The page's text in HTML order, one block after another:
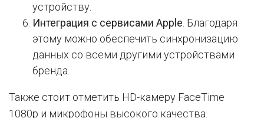
устройству.
Интеграция с сервисами Apple . Благодаря
этому можно обеспечить синхронизацию
данных со всеми другими устройствами
бренда.
Также стоит отметить HD-камеру FaceTime
1080p и микрофоны высокого качества.